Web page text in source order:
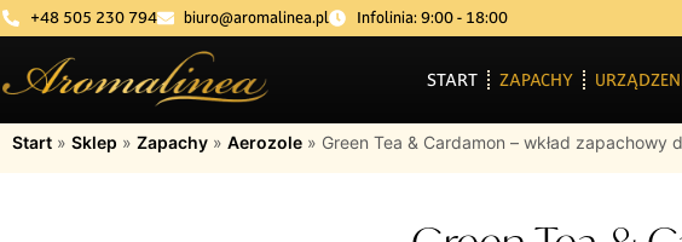
+48 505 230 794 biuro@aromalinea.pl Infolinia: 9:00 - 18:00
START ZAPACHY
Start » Sklep » Zapachy » Aerozole » Green Tea & Cardamon – wkład zapachowy